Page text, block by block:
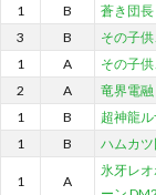
1
B 蒼き団
3
B その子
1
A その子
2
A 竜界電融
1
B 超神龍
1
B ハムカ
1 A
氷牙レ